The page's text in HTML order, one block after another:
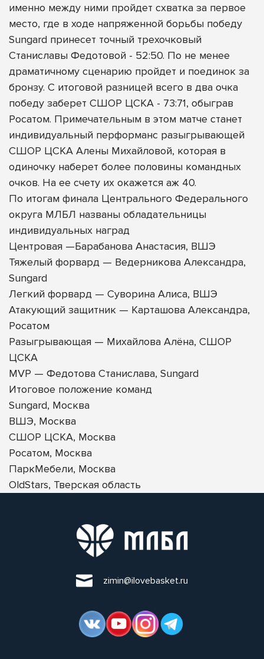
именно между ними пройдет схватка за первое
место, где в ходе напряженной борьбы победу
Sungard принесет точный трехочковый
Станиславы Федотовой - 52:50. По не менее
драматичному сценарию пройдет и поединок за
бронзу. С итоговой разницей всего в два очка
победу заберет СШОР ЦСКА - 73:71, обыграв
Росатом. Примечательным в этом матче станет
индивидуальный перформанс разыгрывающей
СШОР ЦСКА Алены Михайловой, которая в
одиночку наберет более половины командных
очков. На ее счету их окажется аж 40.
По итогам финала Центрального Федерального
округа МЛБЛ названы обладательницы
индивидуальных наград
Центровая —Барабанова Анастасия, ВШЭ
Тяжелый форвард — Ведерникова Александра,
Sungard
Легкий форвард — Суворина Алиса, ВШЭ
Атакующий защитник — Карташова Александра,
Росатом
Разыгрывающая — Михайлова Алёна, СШОР
ЦСКА
MVP — Федотова Станислава, Sungard
Итоговое положение команд
Sungard, Москва
ВШЭ, Москва
СШОР ЦСКА, Москва
Росатом, Москва
ПаркМебели, Москва
OldStars, Тверская область
zimin@ilovebasket.ru